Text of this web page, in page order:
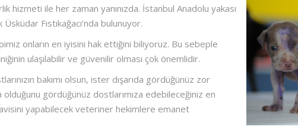
ile her zaman yanınızda. İstanbul Anadolu yakası
Fıstıkağacı’nda bulunuyor.
onların en iyisini hak ettiğini biliyoruz. Bu sebeple
ulaşılabilir ve güvenilir olması çok önemlidir.
bakımı olsun, ister dışarıda gördüğünüz zor
gördüğünüz dostlarımıza edebileceğiniz en
yapabilecek veteriner hekimlere emanet